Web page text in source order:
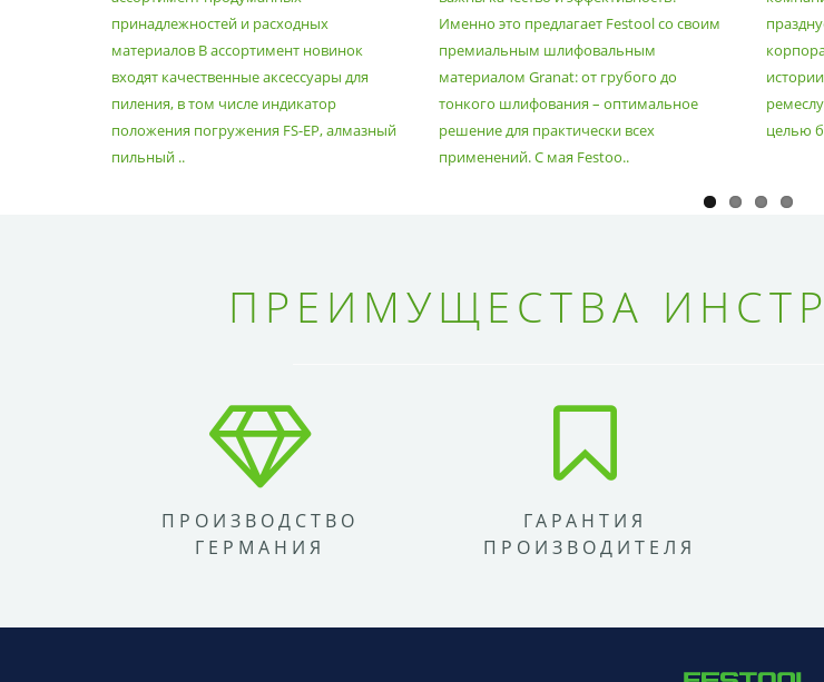
РАСХОДНЫХ МАТЕРИАЛОВ
принадлежностей и расходных
материалов В ассортимент новинок
входят качественные аксессуары для
пиления, в том числе индикатор
положения погружения FS-EP, алмазный
пильный ..
Именно это предлагает Festool со своим
премиальным шлифовальным
материалом Granat: от грубого до
тонкого шлифования – оптимальное
решение для практически всех
применений. С мая Festoo..
целью
ПРЕИМУЩЕСТВА
ПРОИЗВОДСТВО
ГЕРМАНИЯ
ГАРАНТИЯ
ПРОИЗВОДИТЕЛЯ